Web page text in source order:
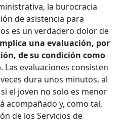
la burocracia
de asistencia para
es un verdadero dolor de
una evaluación, por
de su condición como
. Las evaluaciones consisten
dura unos minutos, al
el joven no solo es menor
acompañado y, como tal,
de los Servicios de